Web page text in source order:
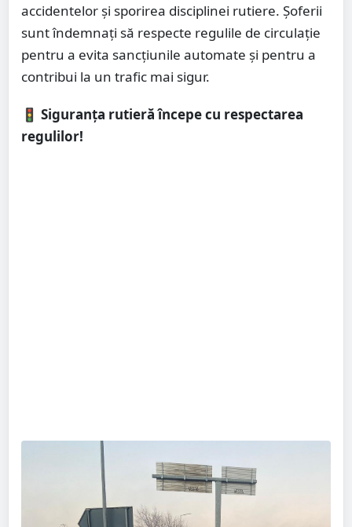
accidentelor și sporirea disciplinei rutiere. Șoferii
sunt îndemnați să respecte regulile de circulație
pentru a evita sancțiunile automate și pentru a
contribui la un trafic mai sigur.
🚦 Siguranța rutieră începe cu respectarea
regulilor!